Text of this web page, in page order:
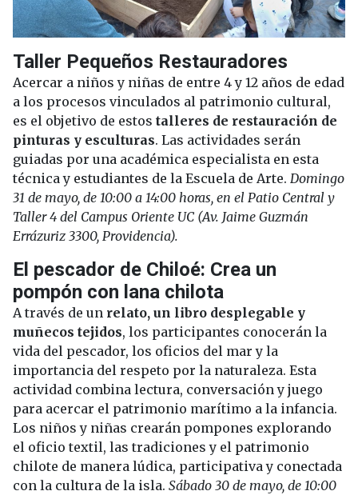
Taller Pequeños Restauradores
Acercar a niños y niñas de entre 4 y 12 años de edad
a los procesos vinculados al patrimonio cultural,
es el objetivo de estos talleres de restauración de
pinturas y esculturas. Las actividades serán
guiadas por una académica especialista en esta
técnica y estudiantes de la Escuela de Arte. Domingo
31 de mayo, de 10:00 a 14:00 horas, en el Patio Central y
Taller 4 del Campus Oriente UC (Av. Jaime Guzmán
Errázuriz 3300, Providencia).
El pescador de Chiloé: Crea un
pompón con lana chilota
A través de un relato, un libro desplegable y
muñecos tejidos, los participantes conocerán la
vida del pescador, los oficios del mar y la
importancia del respeto por la naturaleza. Esta
actividad combina lectura, conversación y juego
para acercar el patrimonio marítimo a la infancia.
Los niños y niñas crearán pompones explorando
el oficio textil, las tradiciones y el patrimonio
chilote de manera lúdica, participativa y conectada
con la cultura de la isla. Sábado 30 de mayo, de 10:00